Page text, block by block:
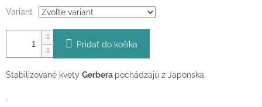
Variant
Pridať do košíka
Stabilizované kvety Gerbera pochádzajú z Japonska.
.